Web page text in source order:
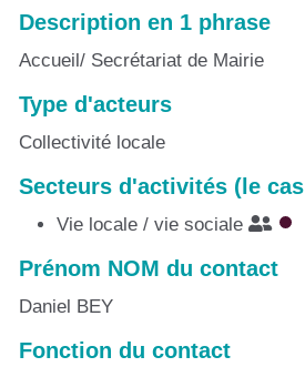
Description en 1 phrase
Accueil/ Secrétariat de Mairie
Type d'acteurs
Collectivité locale
Secteurs d'activités (le
Vie locale / vie sociale
Prénom NOM du contact
Daniel BEY
Fonction du contact